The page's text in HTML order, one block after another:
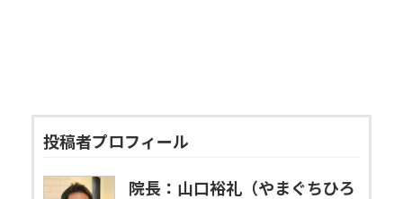
投稿者プロフィール
院長：山口裕礼（やまぐちひろ